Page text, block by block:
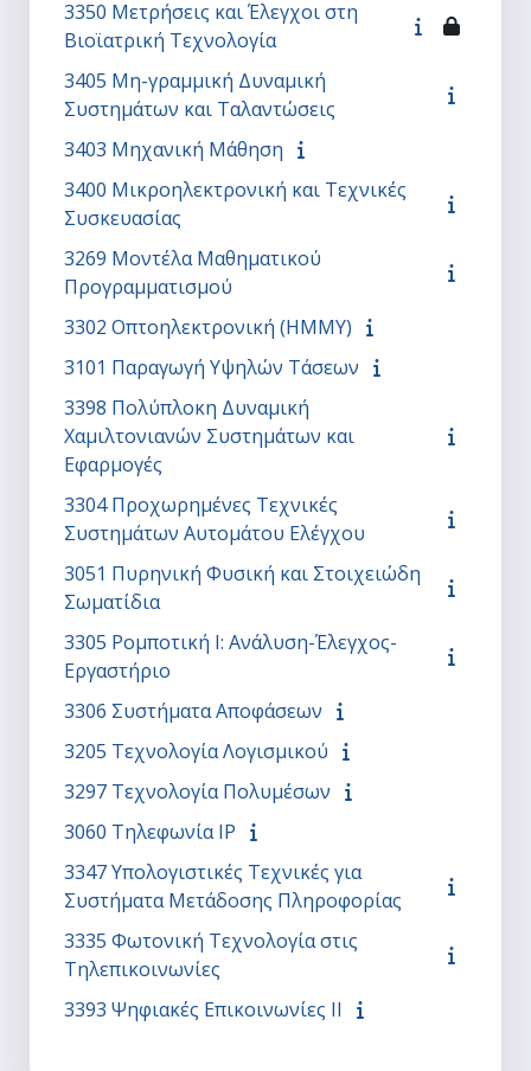
3350 Μετρήσεις και Έλεγχοι στη
Βιοϊατρική Τεχνολογία
3405 Μη-γραμμική Δυναμική
Συστημάτων και Ταλαντώσεις
3403 Μηχανική Μάθηση
3400 Μικροηλεκτρονική και Τεχνικές
Συσκευασίας
3269 Μοντέλα Μαθηματικού
Προγραμματισμού
3302 Οπτοηλεκτρονική (ΗΜΜΥ)
3101 Παραγωγή Υψηλών Τάσεων
3398 Πολύπλοκη Δυναμική
Χαμιλτονιανών Συστημάτων και
Εφαρμογές
3304 Προχωρημένες Τεχνικές
Συστημάτων Αυτομάτου Ελέγχου
3051 Πυρηνική Φυσική και Στοιχειώδη
Σωματίδια
3305 Ρομποτική I: Ανάλυση-Έλεγχος-
Εργαστήριο
3306 Συστήματα Αποφάσεων
3205 Τεχνολογία Λογισμικού
3297 Τεχνολογία Πολυμέσων
3060 Τηλεφωνία IP
3347 Υπολογιστικές Τεχνικές για
Συστήματα Μετάδοσης Πληροφορίας
3335 Φωτονική Τεχνολογία στις
Τηλεπικοινωνίες
3393 Ψηφιακές Επικοινωνίες II